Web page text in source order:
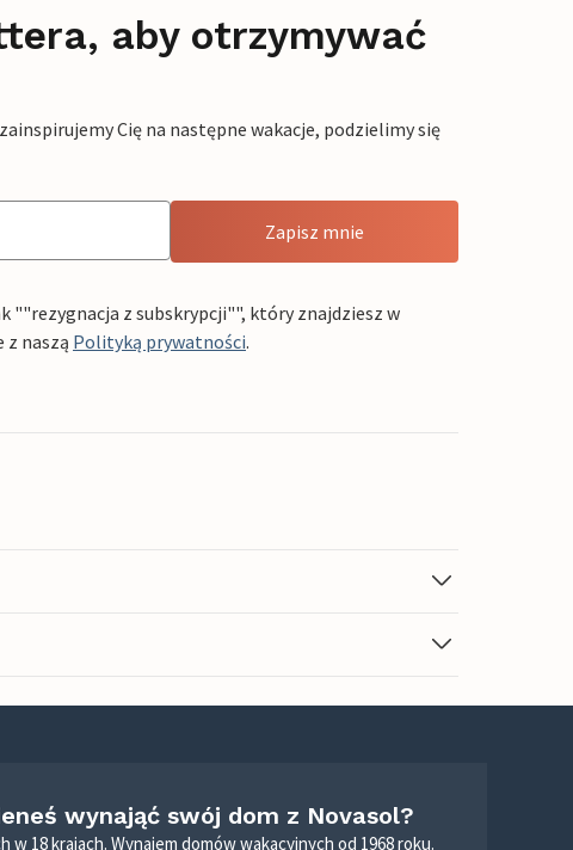
aby otrzymywać
Cię na następne wakacje, podzielimy się
Zapisz mnie
""rezygnacja z subskrypcji"", który znajdziesz w
z naszą Polityką prywatności.
wynająć swój dom z Novasol?
w 18 krajach. Wynajem domów wakacyjnych od 1968 roku.